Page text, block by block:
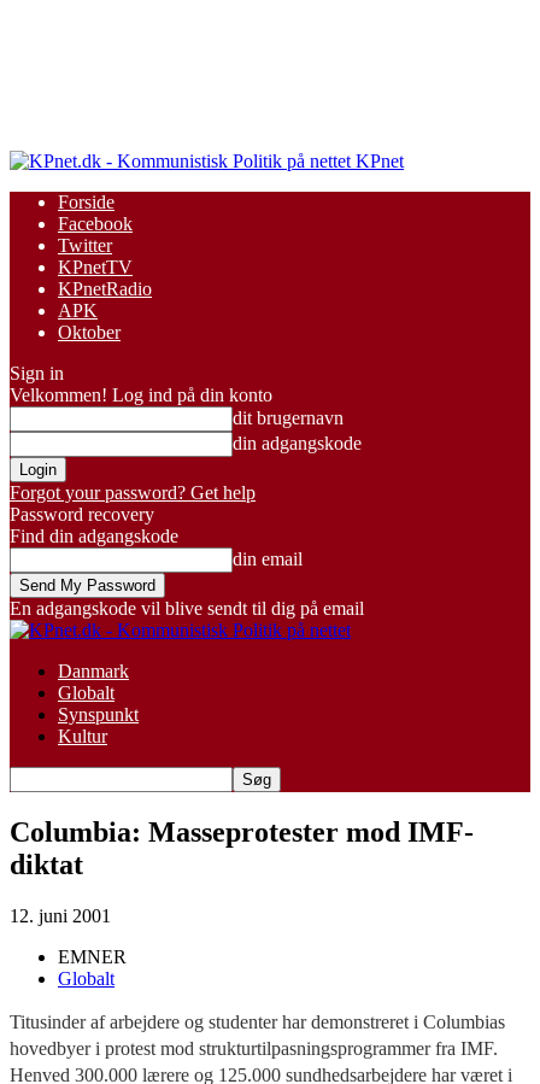
KPnet
Forside
Facebook
Twitter
KPnetTV
KPnetRadio
APK
Oktober
Sign in
Velkommen! Log ind på din konto
dit brugernavn
din adgangskode
Forgot your password? Get help
Password recovery
Find din adgangskode
din email
En adgangskode vil blive sendt til dig på email
Danmark
Globalt
Synspunkt
Kultur
Columbia: Masseprotester mod IMF-
diktat
12. juni 2001
EMNER
Globalt
Titusinder af arbejdere og studenter har demonstreret i Columbias
hovedbyer i protest mod strukturtilpasningsprogrammer fra IMF.
Henved 300.000 lærere og 125.000 sundhedsarbejdere har været i